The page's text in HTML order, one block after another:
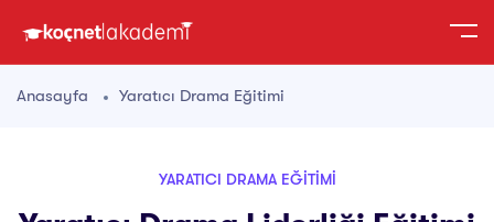
Anasayfa Yaratıcı Drama Eğitimi
YARATICI DRAMA EĞITIMI